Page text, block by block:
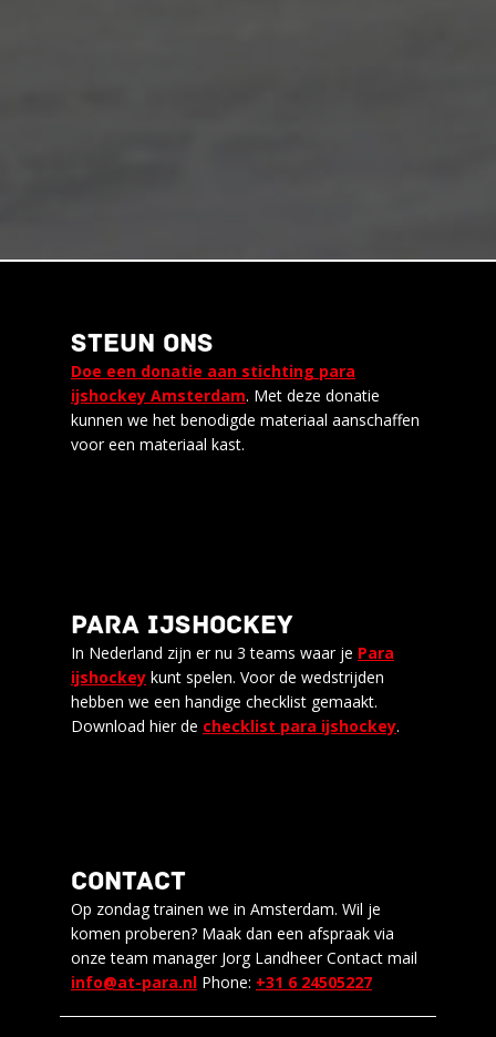
STEUN ONS
Doe een donatie aan stichting para
ijshockey Amsterdam. Met deze donatie
kunnen we het benodigde materiaal aanschaffen
voor een materiaal kast.
PARA IJSHOCKEY
In Nederland zijn er nu 3 teams waar je Para
ijshockey kunt spelen. Voor de wedstrijden
hebben we een handige checklist gemaakt.
Download hier de checklist para ijshockey.
CONTACT
Op zondag trainen we in Amsterdam. Wil je
komen proberen? Maak dan een afspraak via
onze team manager Jorg Landheer Contact mail
info@at-para.nl Phone: +31 6 24505227